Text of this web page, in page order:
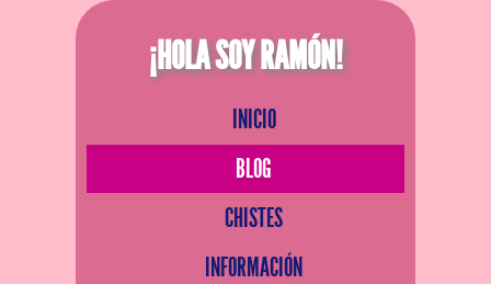
¡HOLA SOY RAMÓN!
INICIO
BLOG
CHISTES
INFORMACIÓN